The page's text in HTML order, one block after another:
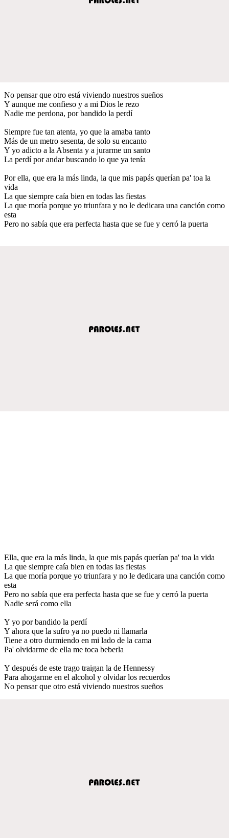
No pensar que otro está viviendo nuestros sueños
Y aunque me confieso y a mi Dios le rezo
Nadie me perdona, por bandido la perdí
Siempre fue tan atenta, yo que la amaba tanto
Más de un metro sesenta, de solo su encanto
Y yo adicto a la Absenta y a jurarme un santo
La perdí por andar buscando lo que ya tenía
Por ella, que era la más linda, la que mis papás querían pa' toa la
vida
La que siempre caía bien en todas las fiestas
La que moría porque yo triunfara y no le dedicara una canción como
esta
Pero no sabía que era perfecta hasta que se fue y cerró la puerta
Ella, que era la más linda, la que mis papás querían pa' toa la vida
La que siempre caía bien en todas las fiestas
La que moría porque yo triunfara y no le dedicara una canción como
esta
Pero no sabía que era perfecta hasta que se fue y cerró la puerta
Nadie será como ella
Y yo por bandido la perdí
Y ahora que la sufro ya no puedo ni llamarla
Tiene a otro durmiendo en mi lado de la cama
Pa' olvidarme de ella me toca beberla
Y después de este trago traigan la de Hennessy
Para ahogarme en el alcohol y olvidar los recuerdos
No pensar que otro está viviendo nuestros sueños